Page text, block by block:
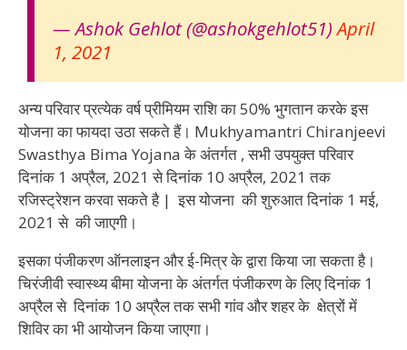
— Ashok Gehlot (@ashokgehlot51)April
1, 2021
अन्य परिवार प्रत्येक वर्ष प्रीमियम राशि का 50% भुगतान करके इस
योजना का फायदा उठा सकते हैं। Mukhyamantri Chiranjeevi
Swasthya Bima Yojana के अंतर्गत , सभी उपयुक्त परिवार
दिनांक 1 अप्रैल, 2021 से दिनांक 10 अप्रैल, 2021 तक
रजिस्ट्रेशन करवा सकते है | इस योजना की शुरुआत दिनांक 1 मई,
2021 से की जाएगी।
इसका पंजीकरण ऑनलाइन और ई-मित्र के द्वारा किया जा सकता है।
चिरंजीवी स्वास्थ्य बीमा योजना के अंतर्गत पंजीकरण के लिए दिनांक 1
अप्रैल से दिनांक 10 अप्रैल तक सभी गांव और शहर के क्षेत्रों में
शिविर का भी आयोजन किया जाएगा।